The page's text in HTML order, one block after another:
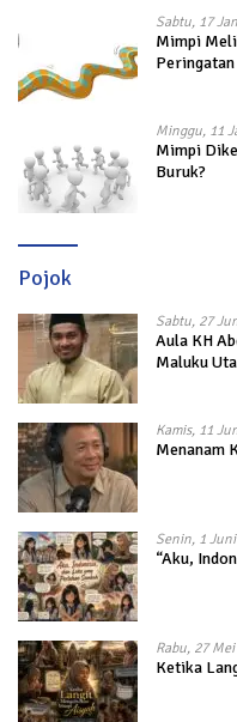
Sabtu, 17
Mimpi
Minggu, 11
Mimpi
Buruk?
Pojok
Sabtu, 27
Aula KH
Maluku
Kamis, 11
Menanam
Senin, 1
“Aku,
Rabu, 27
Ketika